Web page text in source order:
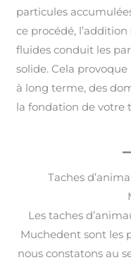
particules
ce procédé,
fluides conduit les
solide. Cela
à long terme, des
la fondation de votre
Taches
Les taches
Muchedent sont les
nous constatons au